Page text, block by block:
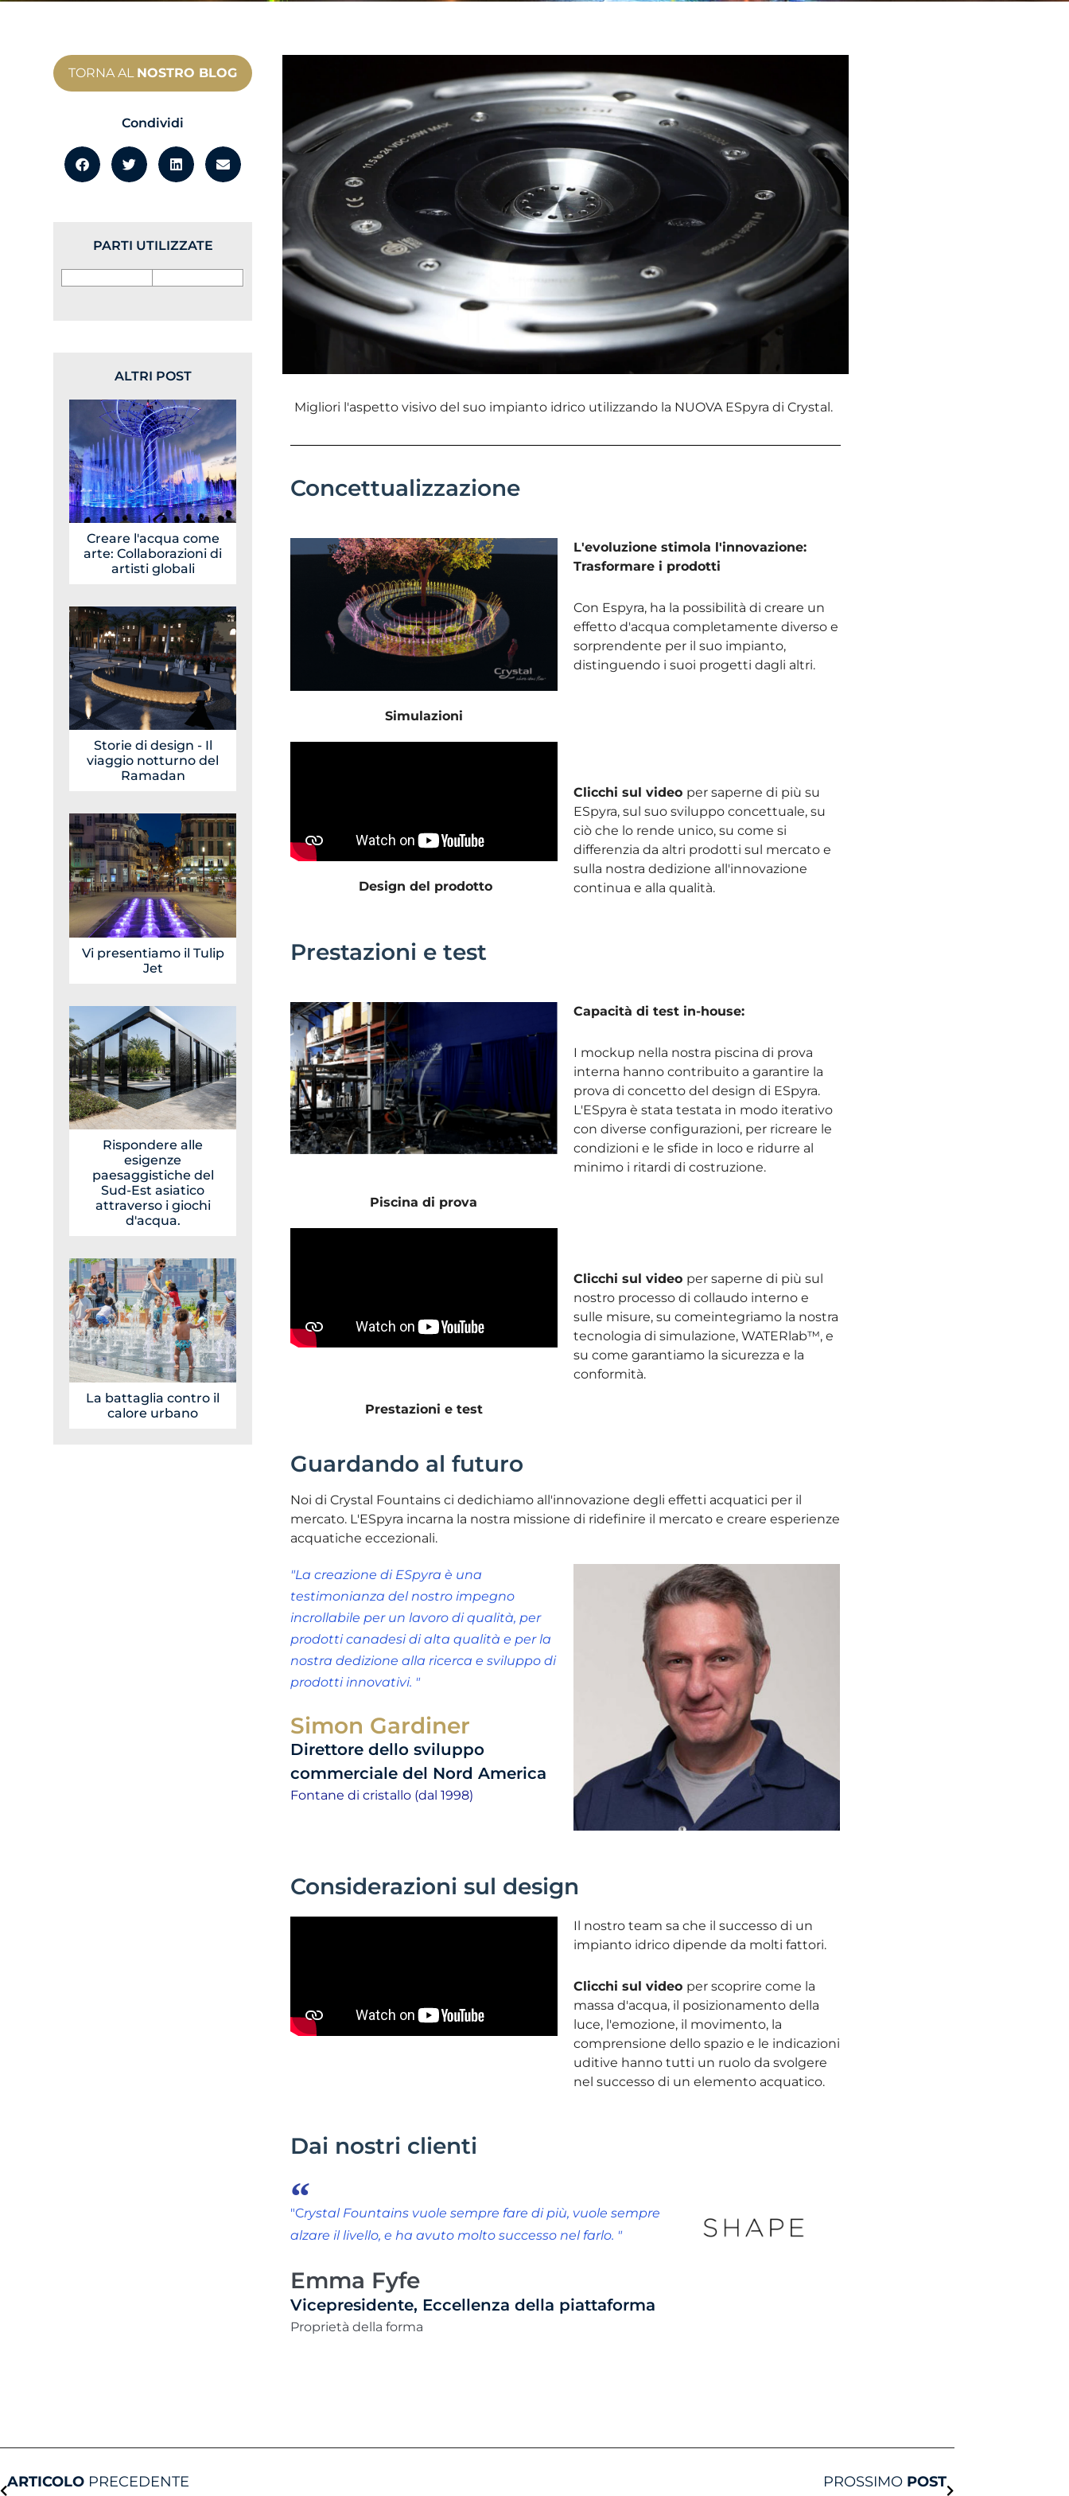
TORNA AL NOSTRO BLOG
Condividi
PARTI UTILIZZATE
ALTRI POST
Creare l'acqua come
arte: Collaborazioni di
artisti globali
Storie di design - Il
viaggio notturno del
Ramadan
Vi presentiamo il Tulip
Jet
Rispondere alle
esigenze
paesaggistiche del
Sud-Est asiatico
attraverso i giochi
d'acqua.
La battaglia contro il
calore urbano
Migliori l'aspetto visivo del suo impianto idrico utilizzando la NUOVA ESpyra di Crystal.
Concettualizzazione
L'evoluzione stimola l'innovazione:
Trasformare i prodotti
Con Espyra, ha la possibilità di creare un
effetto d'acqua completamente diverso e
sorprendente per il suo impianto,
distinguendo i suoi progetti dagli altri.
Simulazioni
Design del prodotto
Clicchi sul video per saperne di più su
ESpyra, sul suo sviluppo concettuale, su
ciò che lo rende unico, su come si
differenzia da altri prodotti sul mercato e
sulla nostra dedizione all'innovazione
continua e alla qualità.
Prestazioni e test
Capacità di test in-house:
I mockup nella nostra piscina di prova
interna hanno contribuito a garantire la
prova di concetto del design di ESpyra.
L'ESpyra è stata testata in modo iterativo
con diverse configurazioni, per ricreare le
condizioni e le sfide in loco e ridurre al
minimo i ritardi di costruzione.
Piscina di prova
Clicchi sul video per saperne di più sul
nostro processo di collaudo interno e
sulle misure, su comeintegriamo la nostra
tecnologia di simulazione, WATERlab™,e
su come garantiamo la sicurezza e la
conformità.
Prestazioni e test
Guardando al futuro
Noi di Crystal Fountains ci dedichiamo all'innovazione degli effetti acquatici per il
mercato. L'ESpyra incarna la nostra missione di ridefinire il mercato e creare esperienze
acquatiche eccezionali.
"La creazione di ESpyra è una
testimonianza del nostro impegno
incrollabile per un lavoro di qualità, per
prodotti canadesi di alta qualità e per la
nostra dedizione alla ricerca e sviluppo di
prodotti innovativi. "
Simon Gardiner
Direttore dello sviluppo
commerciale del Nord America
Fontane di cristallo (dal 1998)
Considerazioni sul design
Il nostro team sa che il successo di un
impianto idrico dipende da molti fattori.
Clicchi sul video per scoprire come la
massa d'acqua, il posizionamento della
luce, l'emozione, il movimento, la
comprensione dello spazio e le indicazioni
uditive hanno tutti un ruolo da svolgere
nel successo di un elemento acquatico.
Dai nostri clienti
"Crystal Fountains vuole sempre fare di più, vuole sempre
alzare il livello, e ha avuto molto successo nel farlo. "
Emma Fyfe
Vicepresidente, Eccellenza della piattaforma
Proprietà della forma
ARTICOLO PRECEDENTE PROSSIMO POST